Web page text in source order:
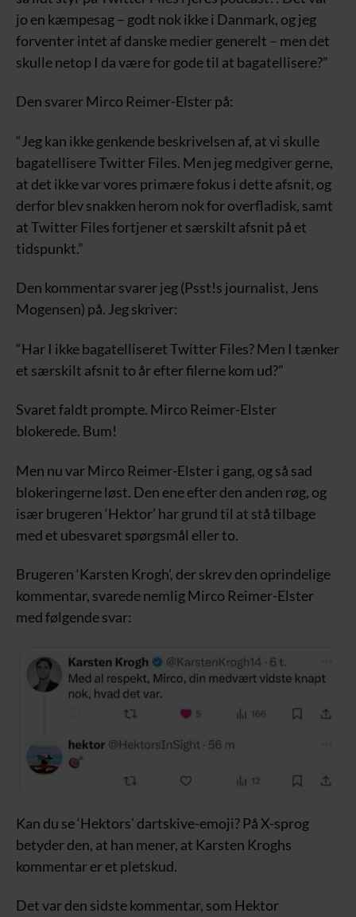
jo en kæmpesag – godt nok ikke i Danmark, og jeg
forventer intet af danske medier generelt – men det
skulle netop I da være for gode til at bagatellisere?”
Den svarer Mirco Reimer-Elster på:
“Jeg kan ikke genkende beskrivelsen af, at vi skulle
bagatellisere Twitter Files. Men jeg medgiver gerne,
at det ikke var vores primære fokus i dette afsnit, og
derfor blev snakken herom nok for overfladisk, samt
at Twitter Files fortjener et særskilt afsnit på et
tidspunkt.”
Den kommentar svarer jeg (Psst!s journalist, Jens
Mogensen) på. Jeg skriver:
“Har I ikke bagatelliseret Twitter Files? Men I tænker
et særskilt afsnit to år efter filerne kom ud?”
Svaret faldt prompte. Mirco Reimer-Elster
blokerede. Bum!
Men nu var Mirco Reimer-Elster i gang, og så sad
blokeringerne løst. Den ene efter den anden røg, og
især brugeren ‘Hektor’ har grund til at stå tilbage
med et ubesvaret spørgsmål eller to.
Brugeren ‘Karsten Krogh’, der skrev den oprindelige
kommentar, svarede nemlig Mirco Reimer-Elster
med følgende svar:
Kan du se ‘Hektors’ dartskive-emoji? På X-sprog
betyder den, at han mener, at Karsten Kroghs
kommentar er et pletskud.
Det var den sidste kommentar, som Hektor